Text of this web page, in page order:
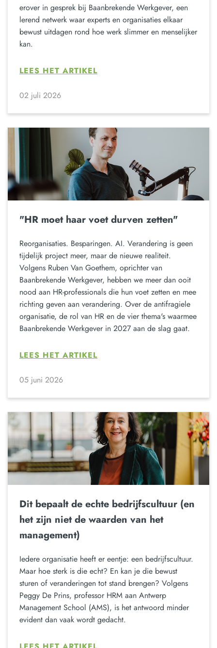
erover in gesprek bij Baanbrekende Werkgever, een
lerend netwerk waar experts en organisaties elkaar
bewust uitdagen rond hoe werk slimmer en menselijker
kan.
LEES HET ARTIKEL
02 juli 2026
"HR moet haar voet durven zetten"
Reorganisaties. Besparingen. AI. Verandering is geen
tijdelijk project meer, maar de nieuwe realiteit.
Volgens Ruben Van Goethem, oprichter van
Baanbrekende Werkgever, hebben we meer dan ooit
nood aan HR-professionals die hun voet zetten en mee
richting geven aan verandering. Over de antifragiele
organisatie, de rol van HR en de vier thema's waarmee
Baanbrekende Werkgever in 2027 aan de slag gaat.
LEES HET ARTIKEL
05 juni 2026
Dit bepaalt de echte bedrijfscultuur (en
het zijn niet de waarden van het
management)
Iedere organisatie heeft er eentje: een bedrijfscultuur.
Maar hoe sterk is die echt? En kan je die bewust
sturen of veranderingen tot stand brengen? Volgens
Peggy De Prins, professor HRM aan Antwerp
Management School (AMS), is het antwoord minder
evident dan vaak wordt gedacht.